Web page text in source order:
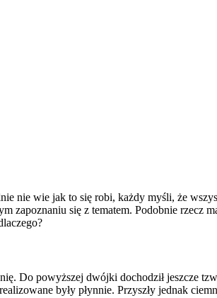
nie wie jak to się robi, każdy myśli, że
zapoznaniu się z tematem. Podobnie rzecz
Do powyższej dwójki dochodził jeszcze
były płynnie. Przyszły jednak